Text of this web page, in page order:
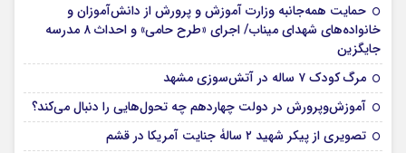
حمایت همه‌جانبه وزارت آموزش و پرورش از دانش‌آموزان و
خانواده‌های شهدای میناب/ اجرای «طرح حامی» و احداث ۸ مدرسه
جایگزین
مرگ کودک ۷ ساله در آتش‌سوزی مشهد
آموزش‌وپرورش در دولت چهاردهم چه تحول‌هایی را دنبال می‌کند؟
تصویری از پیکر شهید ۲ سالۀ جنایت آمریکا در قشم